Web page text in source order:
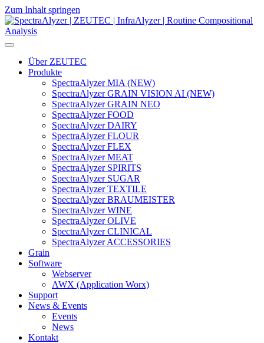
Zum Inhalt springen
Hauptnavigation
Über ZEUTEC
Produkte
SpectraAlyzer MIA (NEW)
SpectraAlyzer GRAIN VISION AI (NEW)
SpectraAlyzer GRAIN NEO
SpectraAlyzer FOOD
SpectraAlyzer DAIRY
SpectraAlyzer FLOUR
SpectraAlyzer FLEX
SpectraAlyzer MEAT
SpectraAlyzer SPIRITS
SpectraAlyzer SUGAR
SpectraAlyzer TEXTILE
SpectraAlyzer BRAUMEISTER
SpectraAlyzer WINE
SpectraAlyzer OLIVE
SpectraAlyzer CLINICAL
SpectraAlyzer ACCESSORIES
Grain
Software
Webserver
AWX (Application Worx)
Support
News & Events
Events
News
Kontakt